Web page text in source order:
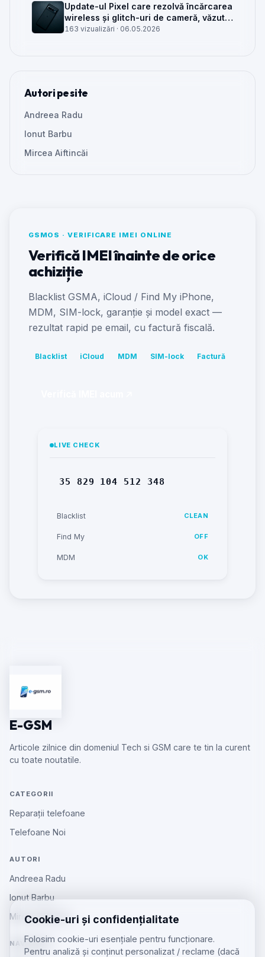
Cookie-uri și confidențialitate
Folosim cookie-uri esențiale pentru funcționare.
Pentru analiză și conținut personalizat / reclame (dacă
Update-ul Pixel care rezolvă încărcarea
wireless și glitch-uri de cameră, văzut
din service
163 vizualizări · 06.05.2026
Autori pe site
Andreea Radu
Ionut Barbu
Mircea Aiftincăi
GSMOS · VERIFICARE IMEI ONLINE
Verifică IMEI înainte de orice
achiziție
Blacklist GSMA, iCloud / Find My iPhone,
MDM, SIM-lock, garanție și model exact —
rezultat rapid pe email, cu factură fiscală.
Blacklist iCloud MDM SIM-lock Factură
LIVE CHECK
35 829 104 512 348
Blacklist CLEAN
Find My OFF
MDM OK
E-GSM
Articole zilnice din domeniul Tech si GSM care te tin la curent
cu toate noutatile.
CATEGORII
Reparații telefoane
Telefoane Noi
AUTORI
Andreea Radu
Ionut Barbu
Mircea Aiftincăi
NAVIGARE